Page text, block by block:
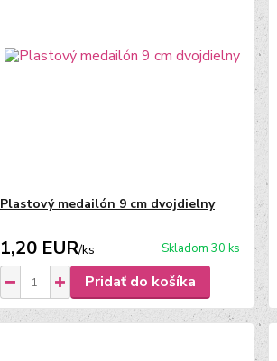
Plastový medailón 9 cm dvojdielny
1,20 EUR/ks Skladom 30 ks
Pridať do košíka